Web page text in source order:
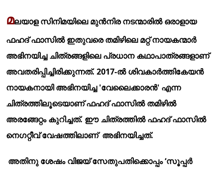
മലയാള സിനിമയിലെ മുൻനിര നടന്മാരിൽ ഒരാളായ
ഫഹദ് ഫാസിൽ ഇതുവരെ തമിഴിലെ മറ്റ് നായകന്മാർ
അഭിനയിച്ച ചിത്രങ്ങളിലെ പ്രധാന കഥാപാത്രങ്ങളാണ്
അവതരിപ്പിച്ചിരിക്കുന്നത്. 2017-ൽ ശിവകാർത്തികേയൻ
നായകനായി അഭിനയിച്ച 'വേലൈക്കാരൻ' എന്ന
ചിത്രത്തിലൂടെയാണ് ഫഹദ് ഫാസിൽ തമിഴിൽ
അരങ്ങേറ്റം കുറിച്ചത്. ഈ ചിത്രത്തിൽ ഫഹദ് ഫാസിൽ
നെഗറ്റീവ് വേഷത്തിലാണ് അഭിനയിച്ചത്.
അതിനു ശേഷം വിജയ് സേതുപതിക്കൊപ്പം ‘സൂപ്പർ